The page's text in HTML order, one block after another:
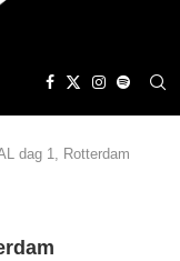
dag 1, Rotterdam